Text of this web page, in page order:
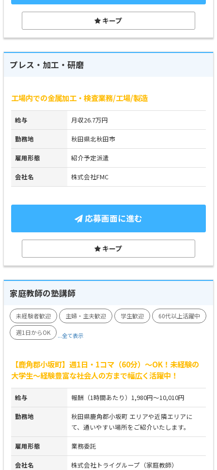
キープ
プレス・加工・研磨
工場内での金属加工・検査業務/工場/製造
給与 月収26.7万円
勤務地 秋田県北秋田市
雇用形態 紹介予定派遣
会社名 株式会社FMC
応募画面に進む
キープ
家庭教師の塾講師
未経験者歓迎 主婦・主夫歓迎 学生歓迎
60代以上活躍中
週1日からOK
...全て表示
【鹿角郡小坂町】週1日・1コマ（60分）～OK！未経験の
大学生～経験豊富な社会人の方まで幅広く活躍中！
給与 報酬（1時間あたり）1,980円～10,010円
勤務地
秋田県鹿角郡小坂町 エリアや近隣エリアに
て、通いやすい場所をご紹介いたします。
雇用形態 業務委託
会社名 株式会社トライグループ（家庭教師）